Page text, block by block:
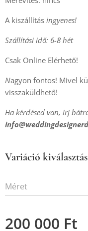
A kiszállítás ingyenes!
Szállítási idő: 6-8 hét
Csak Online Elérhető!
Nagyon fontos! Mivel
visszaküldhető!
Ha kérdésed van, írj
Variáció
Méret
200 000 Ft